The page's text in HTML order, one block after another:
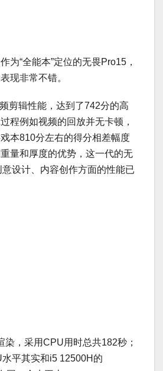
为“全能本”定位的无畏Pro15，
现非常不错。
剪辑性能，达到了742分的高
程例如视频的回放并无卡顿，
本810分左右的得分相差幅度
量和厚度的优势，这一代的无
设计、内容创作方面的性能已
染，采用CPU用时总共182秒；
平其实和i5 12500H的